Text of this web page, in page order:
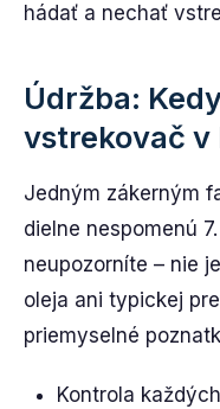
hádať a nechať
Údržba:
vstrekovač v
Jedným zákerným
dielne nespomenú
neupozorníte – nie
oleja ani typickej
priemyselné
Kontrola